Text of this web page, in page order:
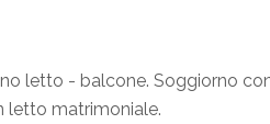
letto - balcone. Soggiorno
letto matrimoniale.